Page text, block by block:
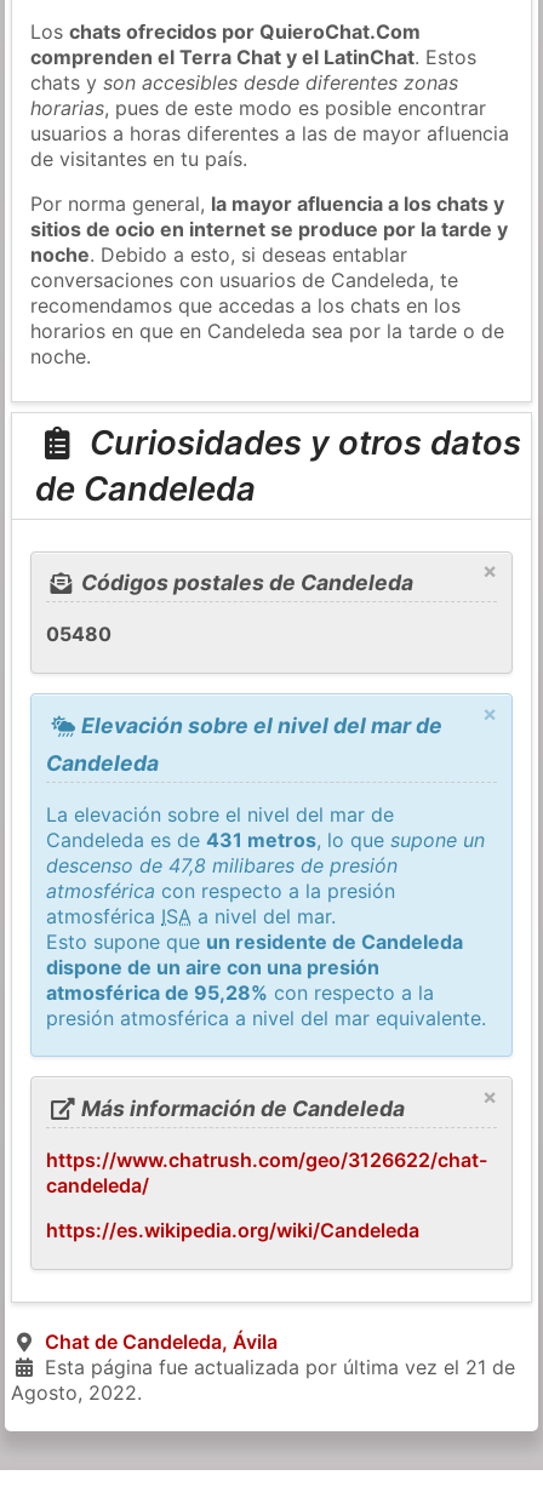
Loschats ofrecidos por QuieroChat.Com
comprenden el Terra Chat y el LatinChat. Estos
chats yson accesibles desde diferentes zonas
horarias, pues de este modo es posible encontrar
usuarios a horas diferentes a las de mayor afluencia
de visitantes en tu país.
Por norma general, la mayor afluencia a los chats y
sitios de ocio en internet se produce por la tarde y
noche. Debido a esto, si deseas entablar
conversaciones con usuarios de Candeleda, te
recomendamos que accedas a los chats en los
horarios en que en Candeleda sea por la tarde o de
noche.
Curiosidades y otros datos
de Candeleda
×
Códigos postales de Candeleda
05480
×
Elevación sobre el nivel del mar de
Candeleda
La elevación sobre el nivel del mar de
Candeleda es de431 metros, lo quesupone un
descenso de 47,8 milibares de presión
atmosférica con respecto a la presión
atmosférica ISA a nivel del mar.
Esto supone que un residente de Candeleda
dispone de un aire con una presión
atmosférica de 95,28% con respecto a la
presión atmosférica a nivel del mar equivalente.
×
Más información de Candeleda
https://www.chatrush.com/geo/3126622/chat-
candeleda/
https://es.wikipedia.org/wiki/Candeleda
Chat de Candeleda, Ávila
Esta página fue actualizada por última vez el 21 de
Agosto, 2022.